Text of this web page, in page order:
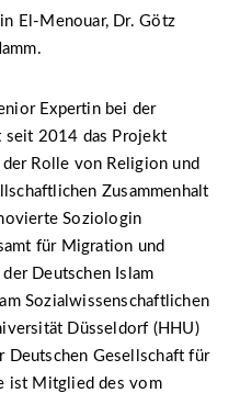
El-Menouar, Dr. Götz
Expertin bei der
seit 2014 das Projekt
Rolle von Religion und
Zusammenhalt
Soziologin
für Migration und
Deutschen Islam
Sozialwissenschaftlichen
Düsseldorf (HHU)
Deutschen Gesellschaft für
ist Mitglied des vom